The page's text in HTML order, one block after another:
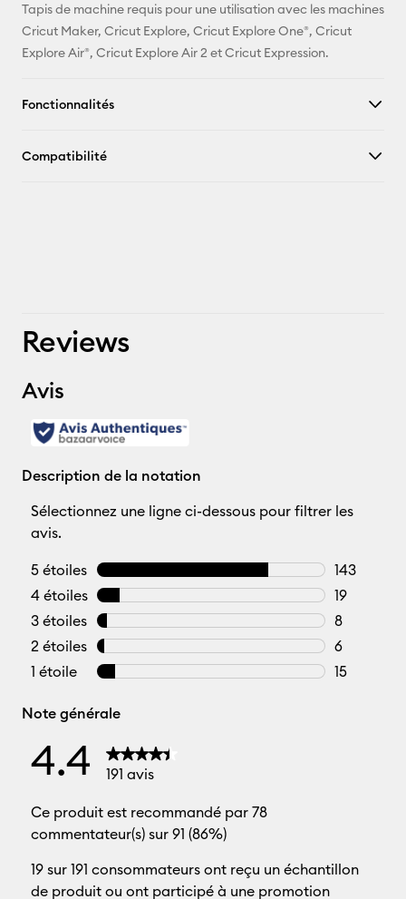
Tapis de machine requis pour une utilisation avec les machines
Cricut Maker, Cricut Explore, Cricut Explore One®, Cricut
Explore Air®, Cricut Explore Air 2 et Cricut Expression.
Fonctionnalités
Compatibilité
Reviews